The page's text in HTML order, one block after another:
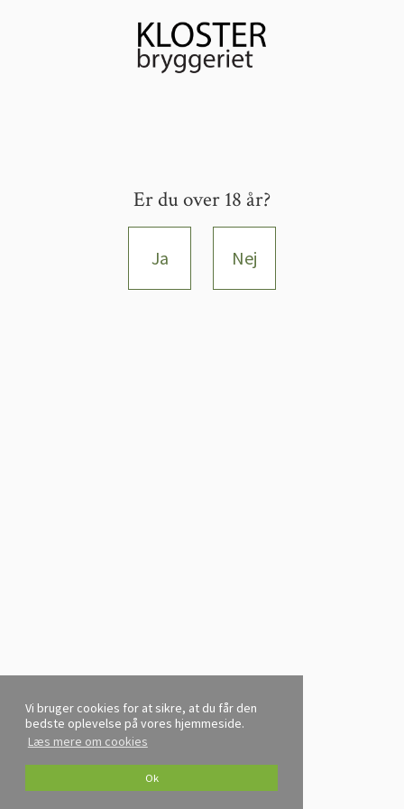
Vi bruger cookies for at sikre, at du får den
bedste oplevelse på vores hjemmeside.
Læs mere om cookies
Ok
Er du over 18 år?
Ja Nej